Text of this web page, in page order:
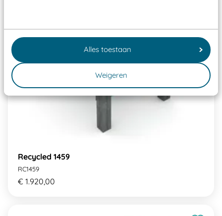
Alles toestaan
Weigeren
Recycled 1459
RC1459
€ 1.920,00